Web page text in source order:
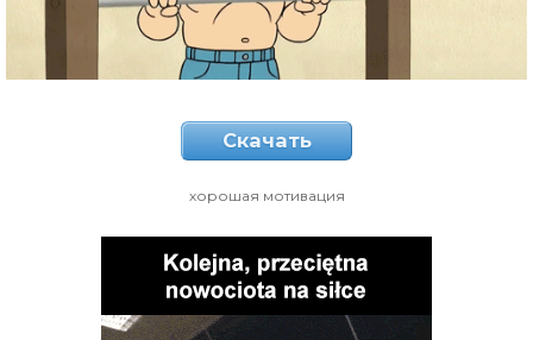
Скачать
хорошая мотивация